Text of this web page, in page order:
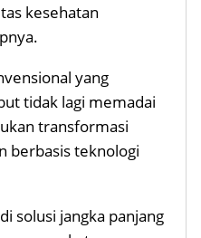
kesehatan
yang
tidak lagi memadai
transformasi
berbasis teknologi
solusi jangka panjang